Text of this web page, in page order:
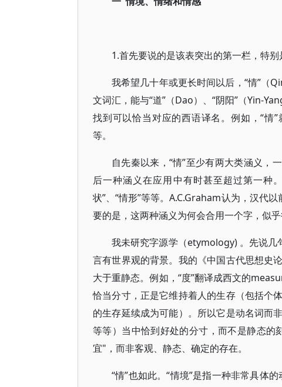
1.首先要说的是该表突出的第一栏，特别
我希望几十年或更长时间以后，“情”（
文词汇，能与“道”（Dao）、“阴阳”（Yin-
找到可以恰当对应的西语译名。例如，“
等。
自先秦以来，“情”至少有两大类涵义，
后一种涵义在应用中有时甚至超过第一种
状”、“情形”等等。A.C.Graham认为，汉代
要的是，这两种涵义为何会合用一个字，似乎
我未研究字源学（etymology) 。先说
言有世界观的背景。我的《中国古代思想史
大于重静态。例如，“度”翻译成西文的
恰当分寸，正是它维持着人的生存（包括个
的生存延续成为可能）。所以它是动名词而
等等）当中恰到好处的分寸，而不是静态
宜"，而非客观、静态、确定的存在。
“情”也如此。“情境”是指一种非常具体